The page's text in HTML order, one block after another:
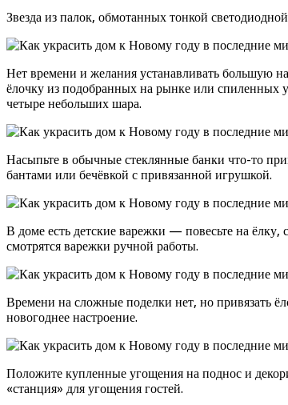
Звезда из палок, обмотанных тонкой
Нет времени и желания устанавливать большую
ёлочку из подобранных на рынке или спиленных
четыре небольших шара.
Насыпьте в обычные стеклянные банки что-то
бантами или бечёвкой с привязанной игрушкой.
В доме есть детские варежки — повесьте на
смотрятся варежки ручной работы.
Времени на сложные поделки нет, но привязать
новогоднее настроение.
Положите купленные угощения на поднос и
«станция» для угощения гостей.